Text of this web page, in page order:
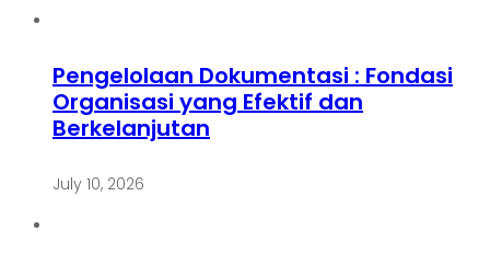
Pengelolaan Dokumentasi : Fondasi
Organisasi yang Efektif dan
Berkelanjutan
July 10, 2026